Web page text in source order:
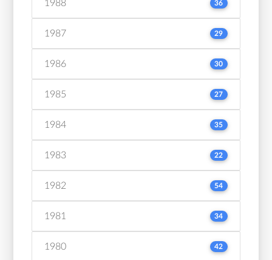
1988 36
1987 29
1986 30
1985 27
1984 35
1983 22
1982 54
1981 34
1980 42